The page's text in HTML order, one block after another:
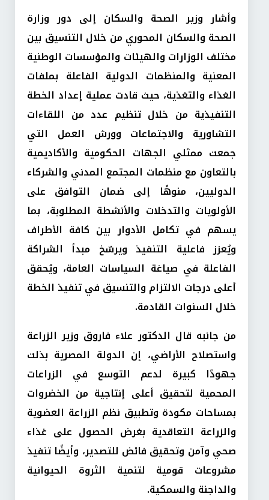
وأشار وزير الصحة والسكان إلى دور وزارة
الصحة والسكان المحوري من خلال التنسيق بين
مختلف الوزارات والهيئات والمؤسسات الوطنية
المعنية والمنظمات الدولية الفاعلة بملفات
الغذاء والتغذية، حيث قادت عملية إعداد الخطة
التنفيذية من خلال تنظيم عدد من اللقاءات
التشاورية والاجتماعات وورش العمل التي
جمعت ممثلي الجهات الحكومية والأكاديمية
بالتعاون مع منظمات المجتمع المدني والشركاء
الدوليين، منوهًا إلى ضمان التوافق على
الأولويات والتدخلات والأنشطة المطلوبة، بما
يسهم في تكامل الأدوار بين كافة الأطراف
ويُعزز فاعلية التنفيذ ويرسّخ مبدأ الشراكة
الفاعلة في صياغة السياسات العامة، ويُحقق
أعلى درجات الالتزام والتنسيق في تنفيذ الخطة
خلال السنوات القادمة.
من جانبه قال الدكتور علاء فاروق وزير الزراعة
واستصلاح الأراضي، إن الدولة المصرية بذلت
جهودًا كبيرة لدعم التوسع في الزراعات
المحمية لتحقيق أعلى إنتاجية من الخضروات
بمساحات مكودة وتطبيق نظم الزراعة العضوية
والزراعة التعاقدية بغرض الحصول على غذاء
صحي وآمن وتحقيق فائض للتصدير، وأيضًا تنفيذ
مشروعات قومية لتنمية الثروة الحيوانية
والداجنة والسمكية.